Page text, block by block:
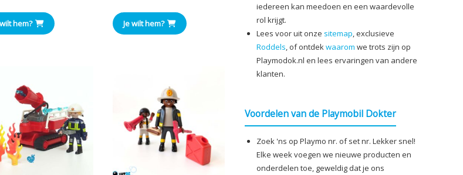
prijs
hem? Je wilt hem?
iedereen kan meedoen en een waardevolle
rol krijgt.
Lees voor uit onze sitemap, exclusieve
Roddels, of ontdekwaarom we trots zijn op
Playmodok.nl en lees ervaringen van andere
klanten.
Voordelen van de Playmobil Dokter
Zoek 'ns op Playmo nr. of set nr. Lekker snel!
Elke week voegen we nieuwe producten en
onderdelen toe, geweldig dat je ons